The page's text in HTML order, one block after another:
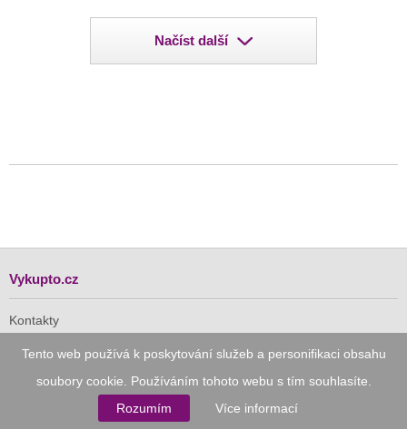
Tento web používá k poskytování služeb a personifikaci obsahu
soubory cookie. Používáním tohoto webu s tím souhlasíte.
Rozumím
Více informací
Načíst další
Vykupto.cz
Kontakty
Pro Vás
Doručení zdarma